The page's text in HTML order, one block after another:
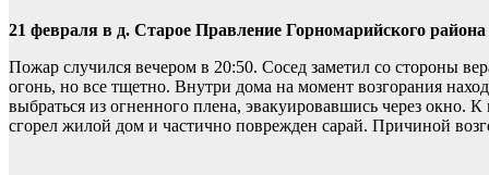
21 февраля в д. Старое Правление Горномарийского
Пожар случился вечером в 20:50. Сосед заметил со стороны
огонь, но все тщетно. Внутри дома на момент возгорания
выбраться из огненного плена, эвакуировавшись через окно.
сгорел жилой дом и частично поврежден сарай. Причиной